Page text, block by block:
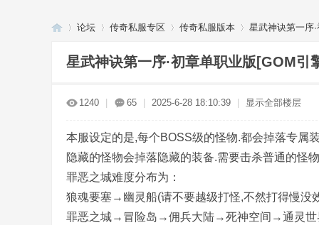
论坛 传奇私服专区 传奇私服版本 星武神诀第一序
星武神诀第一序·初章单职业版[GOM引
1240 65 2025-6-28 18:10:39 显示全部楼层
本服设定的是,每个BOSS级的怪物.都会掉落专属
隐藏的怪物会掉落隐藏的装备.需要击杀普通的怪
罪恶之城难度分布为：
狼魂要塞→幽灵船(请不要越级打怪,不然打得慢没
罪恶之城→冒险岛→佣兵大陆→死神空间→通灵世